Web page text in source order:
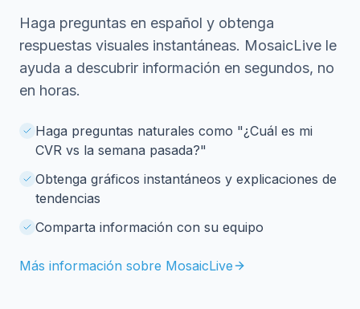
Haga preguntas en español y obtenga
respuestas visuales instantáneas. MosaicLive le
ayuda a descubrir información en segundos, no
en horas.
Haga preguntas naturales como "¿Cuál es mi
CVR vs la semana pasada?"
Obtenga gráficos instantáneos y explicaciones de
tendencias
Comparta información con su equipo
Más información sobre MosaicLive